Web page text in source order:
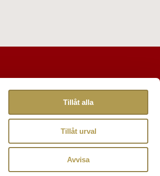
Tillåt alla
Tillåt urval
Avvisa